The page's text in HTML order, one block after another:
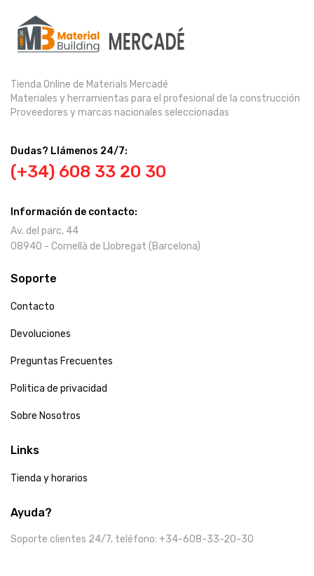
Tienda Online de Materials Mercadé
Materiales y herramientas para el profesional de la construcción
Proveedores y marcas nacionales seleccionadas
Dudas? Llámenos 24/7:
(+34) 608 33 20 30
Información de contacto:
Av. del parc, 44
08940 - Cornellà de Llobregat (Barcelona)
Soporte
Contacto
Devoluciones
Preguntas Frecuentes
Politica de privacidad
Sobre Nosotros
Links
Tienda y horarios
Ayuda?
Soporte clientes 24/7, teléfono: +34-608-33-20-30